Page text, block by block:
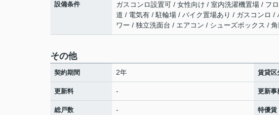
設備条件
ガスコンロ設置可 / 女性向け / 室内洗濯機置場 / フ
道 / 電気有 / 駐輪場 / バイク置場あり / ガスコンロ
ワー / 独立洗面台 / エアコン / シューズボックス / 角
その他
契約期間 2年 賃貸区
更新料 - 更新事
総戸数 - 特優賃